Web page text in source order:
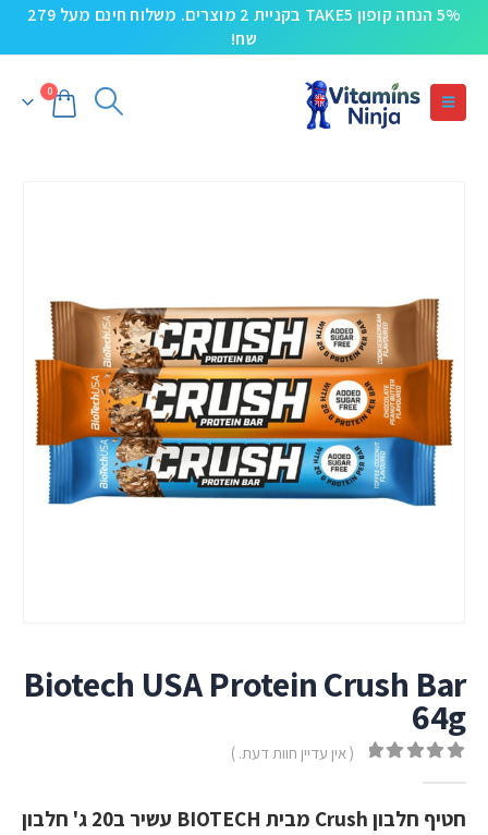
5% הנחה קופון TAKE5 בקניית 2 מוצרים. משלוח חינם מעל 279
שח!
0
Biotech USA Protein Crush Bar
64g
( אין עדיין חוות דעת. )
חטיף חלבון Crush מבית BIOTECH עשיר ב20 ג' חלבון